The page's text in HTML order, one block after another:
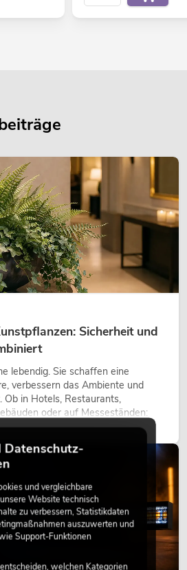
Sicherheit und
lebendig. Sie schaffen eine
verbessern das Ambiente und
in Hotels, Restaurants,
oder auf Messeständen:
gehört heute längst zum
Datenschutz-
und vergleichbare
Website technisch
zu verbessern, Statistikdaten
auszuwerten und
Support-Funktionen
welchen Kategorien